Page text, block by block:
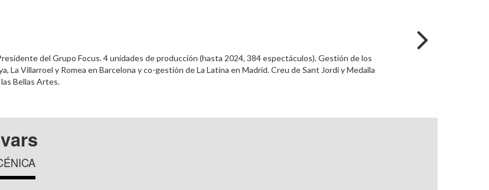
del Grupo Focus. 4 unidades de producción (hasta 2024, 384 espectáculos). Gestión de los
La Villarroel y Romea en Barcelona y co-gestión de La Latina en Madrid. Creu de Sant Jordi y Medalla
Bellas Artes.